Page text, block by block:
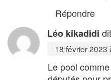
Répondre
Léo kikadidi
18 février 2023
Le pool